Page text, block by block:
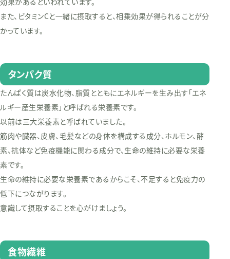
また、ビタミンCと一緒に摂取すると、相乗効果が得られることが分
かっています。
タンパク質
たんぱく質は炭水化物、脂質とともにエネルギーを生み出す「エネ
ルギー産生栄養素」と呼ばれる栄養素です。
以前は三大栄養素と呼ばれていました。
筋肉や臓器、皮膚、毛髪などの身体を構成する成分、ホルモン、酵
素、抗体など免疫機能に関わる成分で、生命の維持に必要な栄養
素です。
生命の維持に必要な栄養素であるからこそ、不足すると免疫力の
低下につながります。
意識して摂取することを心がけましょう。
食物繊維